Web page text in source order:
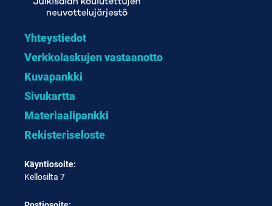
Yhteystiedot
Verkkolaskujen vastaanotto
Kuvapankki
Sivukartta
Materiaalipankki
Rekisteriseloste
Käyntiosoite:
Kellosilta 7